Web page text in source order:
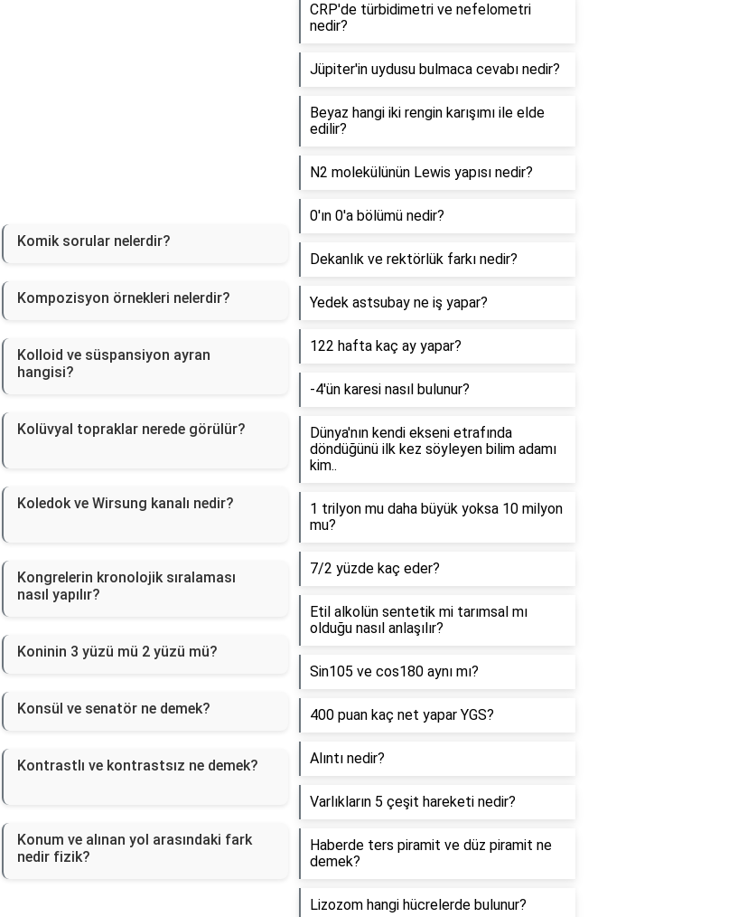
Komik sorular nelerdir?
Kompozisyon örnekleri nelerdir?
Kolloid ve süspansiyon ayran
hangisi?
Kolüvyal topraklar nerede görülür?
Koledok ve Wirsung kanalı nedir?
Kongrelerin kronolojik sıralaması
nasıl yapılır?
Koninin 3 yüzü mü 2 yüzü mü?
Konsül ve senatör ne demek?
Kontrastlı ve kontrastsız ne demek?
Konum ve alınan yol arasındaki fark
nedir fizik?
CRP'de türbidimetri ve nefelometri
nedir?
Jüpiter'in uydusu bulmaca cevabı nedir?
Beyaz hangi iki rengin karışımı ile elde
edilir?
N2 molekülünün Lewis yapısı nedir?
0'ın 0'a bölümü nedir?
Dekanlık ve rektörlük farkı nedir?
Yedek astsubay ne iş yapar?
122 hafta kaç ay yapar?
-4'ün karesi nasıl bulunur?
Dünya'nın kendi ekseni etrafında
döndüğünü ilk kez söyleyen bilim adamı
kim..
1 trilyon mu daha büyük yoksa 10 milyon
mu?
7/2 yüzde kaç eder?
Etil alkolün sentetik mi tarımsal mı
olduğu nasıl anlaşılır?
Sin105 ve cos180 aynı mı?
400 puan kaç net yapar YGS?
Alıntı nedir?
Varlıkların 5 çeşit hareketi nedir?
Haberde ters piramit ve düz piramit ne
demek?
Lizozom hangi hücrelerde bulunur?